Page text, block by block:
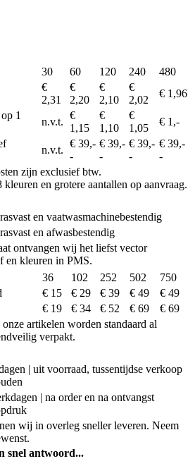
30 60 120 240
480
€
2,31
€
2,20
€
2,10
€
2,02
€ 1,96
1
n.v.t.
€
1,15
€
1,10
€
1,05
€ 1,-
n.v.t.
€ 39,-
-
€ 39,-
-
€ 39,-
-
€ 39,-
-
zijn exclusief btw.
en grotere aantallen op aanvraag.
en vaatwasmachinebestendig
en afwasbestendig
ontvangen wij het liefst vector
en kleuren in PMS.
36 102 252 502
750
€ 15 € 29 € 39 € 49
€ 49
€ 19 € 34 € 52 € 69
€ 69
artikelen worden standaard al
verpakt.
| uit voorraad, tussentijdse verkoop
| na order en na ontvangst
wij in overleg sneller leveren. Neem
snel antwoord...